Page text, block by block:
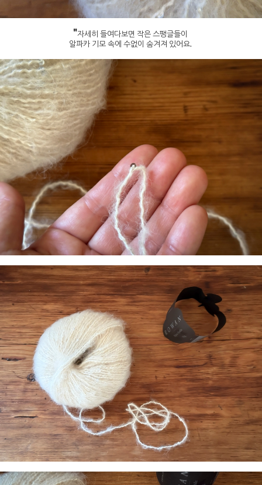
"자세히 들여다보면 작은 스팽글들이
알파카 기모 속에 수없이 숨겨져 있어요.